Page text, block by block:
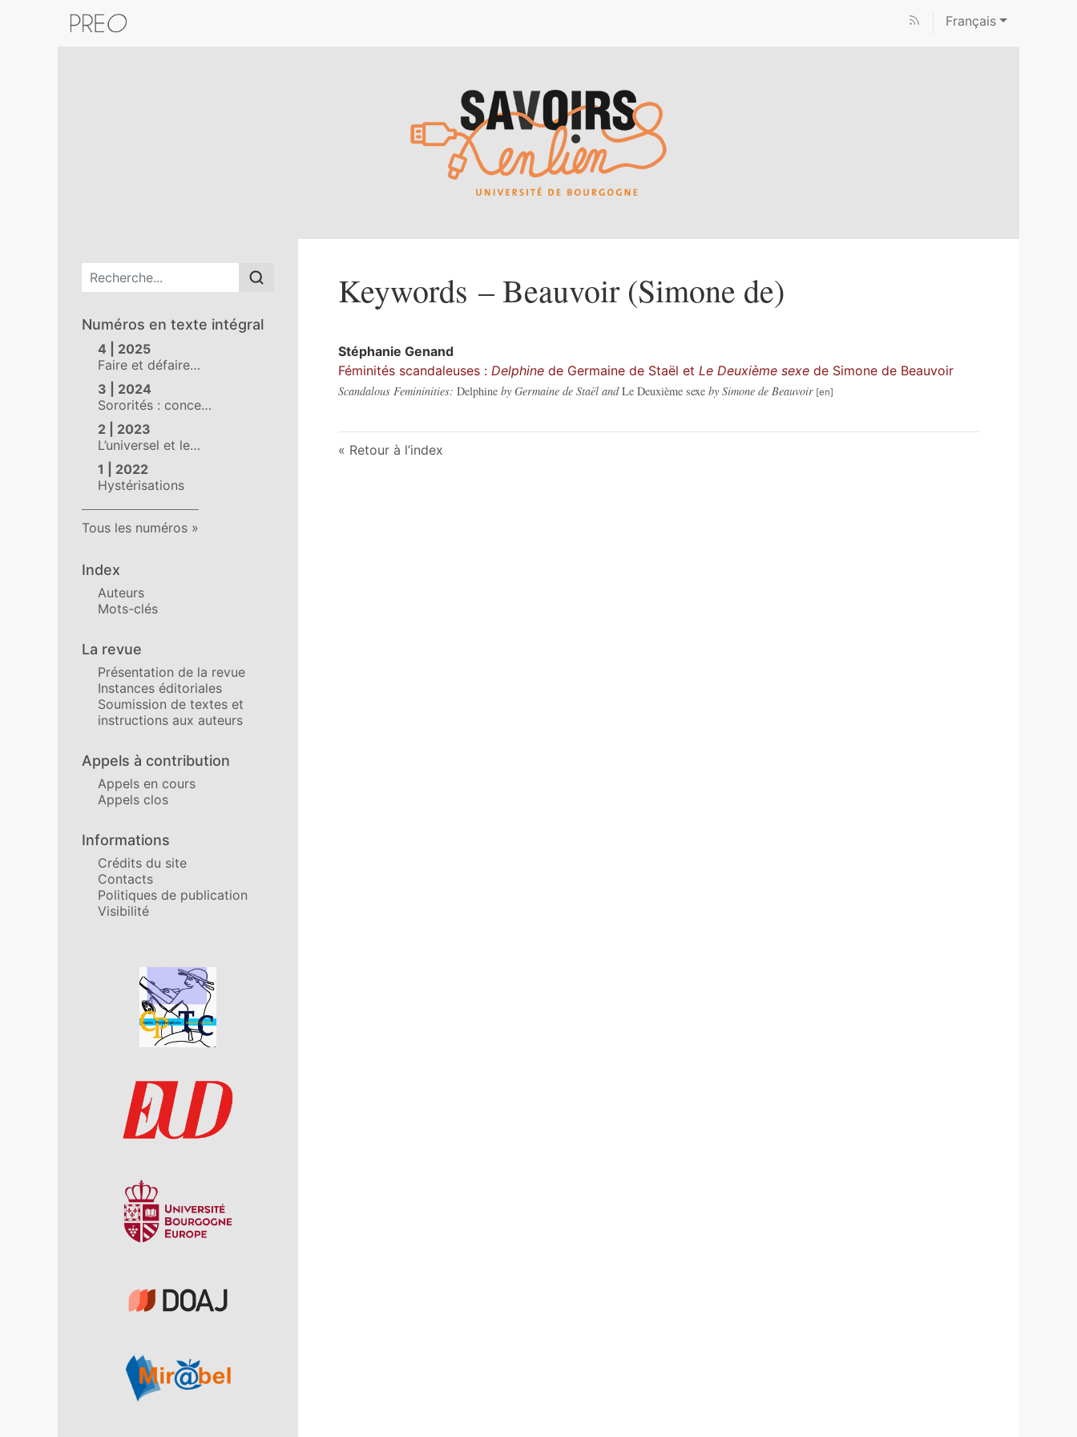
Français
Menu principal
Numéros en texte intégral
4 | 2025
Faire et défaire…
3 | 2024
Sororités : conce…
2 | 2023
L’universel et le…
1 | 2022
Hystérisations
Tous les numéros
Index
Auteurs
Mots-clés
La revue
Présentation de la revue
Instances éditoriales
Soumission de textes et
instructions aux auteurs
Appels à contribution
Appels en cours
Appels clos
Informations
Crédits du site
Contacts
Politiques de publication
Visibilité
Affiliations/partenaires
Keywords – Beauvoir (Simone de)
Stéphanie Genand
Féminités scandaleuses : Delphine de Germaine de Staël et Le Deuxième sexe de Simone de Beauvoir
Scandalous Femininities: Delphine by Germaine de Staël andLe Deuxième sexe by Simone de Beauvoir
Retour à l’index